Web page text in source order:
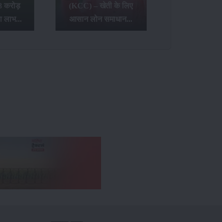
करोड़
लाभ...
(KCC) – खेती के लिए
आसान लोन समाधान...